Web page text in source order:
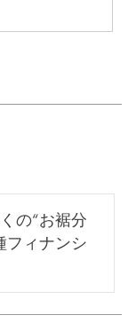
の“お裾分
フィナンシ